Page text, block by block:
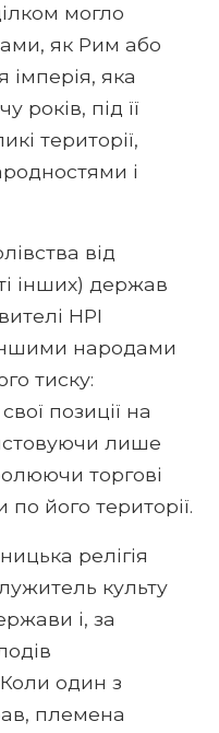
могло
як Рим або
яка
років, під її
території,
і
від
інших) держав
НРІ
народами
тиску:
позиції на
лише
торгові
його території.
релігія
культу
і, за
один з
племена